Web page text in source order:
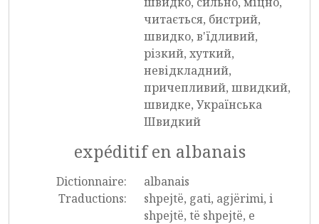
читається, бистрий,
швидко, в'їдливий,
різкий, хуткий,
невідкладний,
причепливий, швидкий,
швидке, Українська
Швидкий
expéditif en albanais
Dictionnaire:
albanais
Traductions:
shpejtë, gati, agjërimi, i
shpejtë, të shpejtë, e